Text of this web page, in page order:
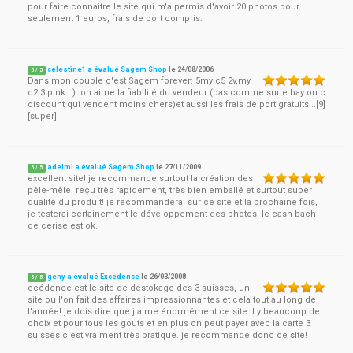
pour faire connaitre le site qui m'a permis d'avoir 20 photos pour
seulement 1 euros, frais de port compris.
5 / 5 celestine1 a évalué Sagem Shop le 24/08/2006
Dans mon couple c'est Sagem forever: 5my c5 2v,my
c2 3 pink...): on aime la fiabilité du vendeur (pas comme sur e bay ou c
discount qui vendent moins chers)et aussi les frais de port gratuits...[9]
[super]
5 / 5 adelmi a évalué Sagem Shop le 27/11/2009
excellent site! je recommande surtout la création des
pêle-mêle. reçu très rapidement, très bien emballé et surtout super
qualité du produit! je recommanderai sur ce site et,la prochaine fois,
je testerai certainement le développement des photos. le cash-bach
de cerise est ok.
5 / 5 geny a évalué Excedence le 26/03/2008
ecédence est le site de destokage des 3 suisses, un
site ou l'on fait des affaires impressionnantes et cela tout au long de
l'année! je dois dire que j'aime énormément ce site il y beaucoup de
choix et pour tous les gouts et en plus on peut payer avec la carte 3
suisses c'est vraiment très pratique. je recommande donc ce site!